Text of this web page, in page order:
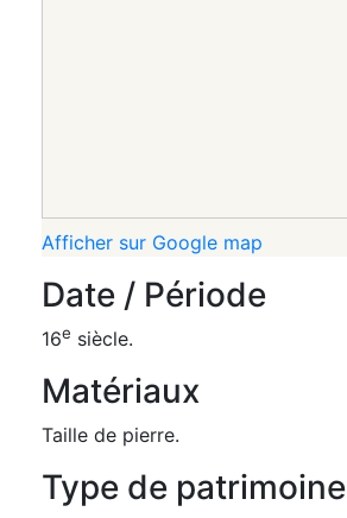
Afficher sur Google map
Date / Période
16e siècle.
Matériaux
Taille de pierre.
Type de patrimoine